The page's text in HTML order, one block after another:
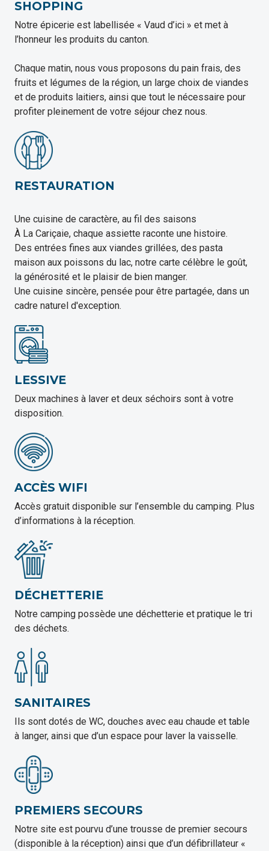
SHOPPING
Notre épicerie est labellisée « Vaud d’ici » et met à
l’honneur les produits du canton.
Chaque matin, nous vous proposons du pain frais, des
fruits et légumes de la région, un large choix de viandes
et de produits laitiers, ainsi que tout le nécessaire pour
profiter pleinement de votre séjour chez nous.
RESTAURATION
Une cuisine de caractère, au fil des saisons
​À La Cariçaie, chaque assiette raconte une histoire.
Des entrées fines aux viandes grillées, des pasta
maison aux poissons du lac, notre carte célèbre le goût,
la générosité et le plaisir de bien manger.
Une cuisine sincère, pensée pour être partagée, dans un
cadre naturel d'exception.
LESSIVE
Deux machines à laver et deux séchoirs sont à votre
disposition.
ACCÈS WIFI
Accès gratuit disponible sur l’ensemble du camping. Plus
d’informations à la réception.
DÉCHETTERIE
Notre camping possède une déchetterie et pratique le tri
des déchets.
SANITAIRES
Ils sont dotés de WC, douches avec eau chaude et table
à langer, ainsi que d’un espace pour laver la vaisselle.
PREMIERS SECOURS
Notre site est pourvu d’une trousse de premier secours
(disponible à la réception) ainsi que d’un défibrillateur «